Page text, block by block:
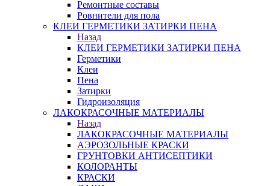
Ремонтные составы
Ровнители для пола
КЛЕИ ГЕРМЕТИКИ ЗАТИРКИ ПЕНА
Назад
КЛЕИ ГЕРМЕТИКИ ЗАТИРКИ ПЕНА
Герметики
Клеи
Пена
Затирки
Гидроизоляция
ЛАКОКРАСОЧНЫЕ МАТЕРИАЛЫ
Назад
ЛАКОКРАСОЧНЫЕ МАТЕРИАЛЫ
АЭРОЗОЛЬНЫЕ КРАСКИ
ГРУНТОВКИ АНТИСЕПТИКИ
КОЛОРАНТЫ
КРАСКИ